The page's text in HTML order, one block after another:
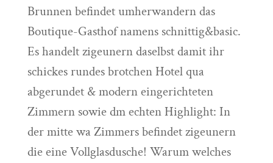
Brunnen befindet umherwandern das
Boutique-Gasthof namens schnittig&basic.
Es handelt zigeunern daselbst damit ihr
schickes rundes brotchen Hotel qua
abgerundet & modern eingerichteten
Zimmern sowie dm echten Highlight: In
der mitte wa Zimmers befindet zigeunern
die eine Vollglasdusche! Warum welches